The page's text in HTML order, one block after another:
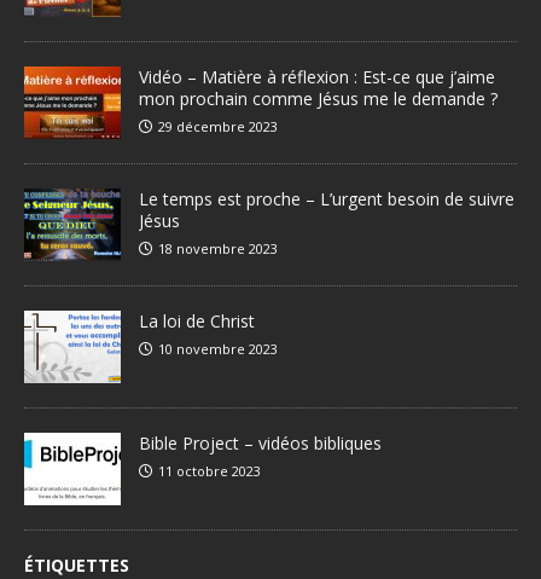
Vidéo – Matière à réflexion : Est-ce que j’aime
mon prochain comme Jésus me le demande ?
29 décembre 2023
Le temps est proche – L’urgent besoin de suivre
Jésus
18 novembre 2023
La loi de Christ
10 novembre 2023
Bible Project – vidéos bibliques
11 octobre 2023
ÉTIQUETTES